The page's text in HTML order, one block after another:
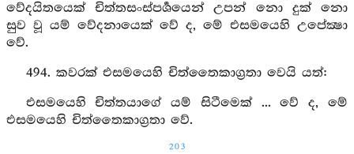
වේදයිතයෙක් චිත්තසංස්පර්‍ශයෙන් උපන් නො දුක් නො
සුව වූ යම් වේදනායෙක් වේ ද, මේ එසමයෙහි උපේක්‍ෂා
වේ.
494. කවරක් එසමයෙහි චිත්තෛකාග්‍රතා වෙයි යත්:
එසමයෙහි චිත්තයාගේ යම් සිටීමෙක් ... වේ ද, මේ
එසමයෙහි චිත්තෛකාග්‍රතා වේ.
203